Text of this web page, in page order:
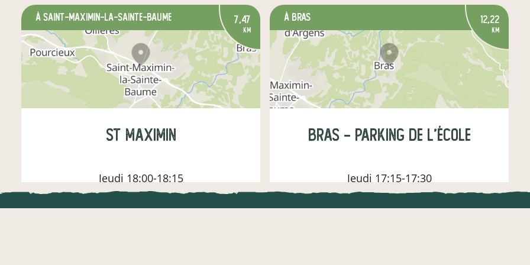
à Saint-Maximin-la-Sainte-Baume 7,47
km
St maximin
Jeudi 18:00-18:15
à Bras 12,22
km
Bras - parking de l'école
Jeudi 17:15-17:30